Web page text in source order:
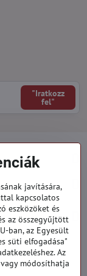
"Iratkozz
fel"
javítására,
kapcsolatos
eszközöket és
az összegyűjtött
ban, az Egyesült
süti elfogadása"
Az
módosíthatja